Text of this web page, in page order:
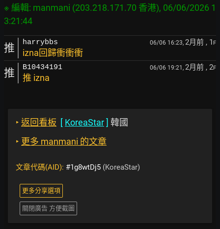
※ 編輯: manmani (203.218.171.70 香港), 06/06/2026 1
推 harrybbs 06/06 16:23, 2月前 , 1 F
izna回歸衝衝衝
推 B10434191 06/06 19:21, 2月前 , 2F
推 izna
‣ 返回看板 [ KoreaStar] 韓國
‣ 更多 manmani 的文章
文章代碼(AID): #1g8wtDj5 (KoreaStar)
更多分享選項
關閉廣告 方便截圖